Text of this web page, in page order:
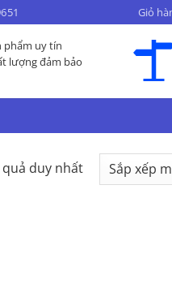
Giỏ
phẩm uy tín
lượng đảm bảo
duy nhất